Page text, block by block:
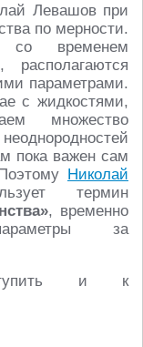
Левашов при
по мерности.
со временем
параметрами.
с жидкостями,
множество
пока важен сам
Николай
термин
, временно
за
и к